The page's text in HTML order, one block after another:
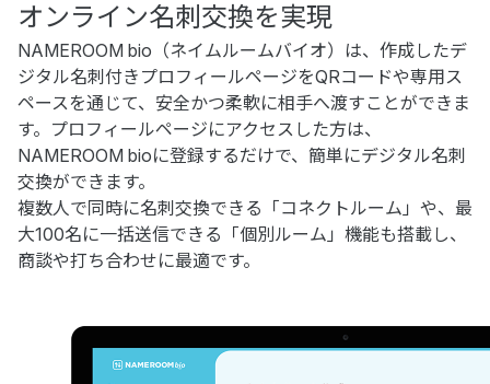
オンライン名刺交換を実現
NAMEROOM bio（ネイムルームバイオ）は、作成したデ
ジタル名刺付きプロフィールページをQRコードや専用ス
ペースを通じて、安全かつ柔軟に相手へ渡すことができま
す。プロフィールページにアクセスした方は、
NAMEROOM bioに登録するだけで、簡単にデジタル名刺
交換ができます。
複数人で同時に名刺交換できる「コネクトルーム」や、最
大100名に一括送信できる「個別ルーム」機能も搭載し、
商談や打ち合わせに最適です。